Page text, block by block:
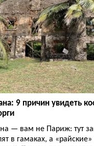
9 причин увидеть
— вам не Париж: тут
в гамаках, а «райские»